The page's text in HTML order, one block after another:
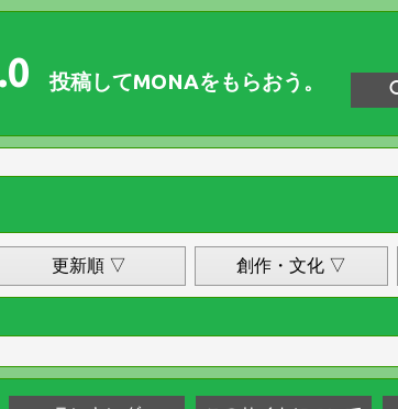
投稿してMONAをもらおう。
更新順 ▽ 創作・文化 ▽